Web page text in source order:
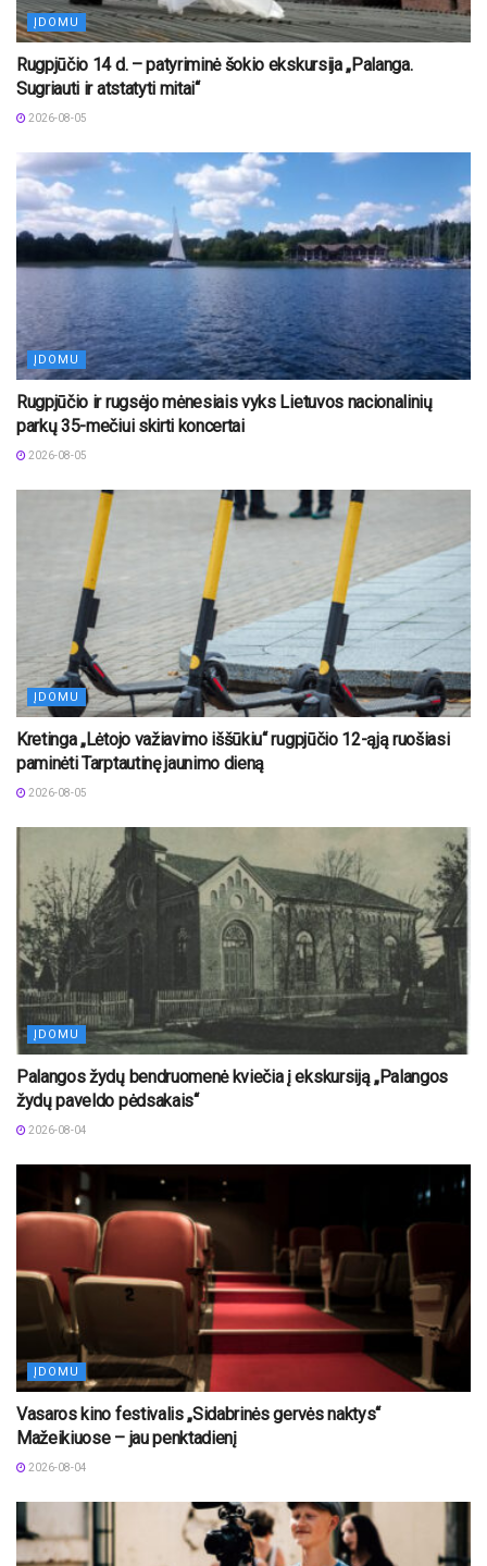
ĮDOMU
Rugpjūčio 14 d. – patyriminė šokio ekskursija „Palanga.
Sugriauti ir atstatyti mitai“
2026-08-05
ĮDOMU
Rugpjūčio ir rugsėjo mėnesiais vyks Lietuvos nacionalinių
parkų 35-mečiui skirti koncertai
2026-08-05
ĮDOMU
Kretinga „Lėtojo važiavimo iššūkiu“ rugpjūčio 12-ąją ruošiasi
paminėti Tarptautinę jaunimo dieną
2026-08-05
ĮDOMU
Palangos žydų bendruomenė kviečia į ekskursiją „Palangos
žydų paveldo pėdsakais“
2026-08-04
ĮDOMU
Vasaros kino festivalis „Sidabrinės gervės naktys“
Mažeikiuose – jau penktadienį
2026-08-04